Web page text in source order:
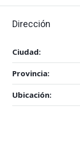
Dirección
Ciudad:
Provincia:
Ubicación: